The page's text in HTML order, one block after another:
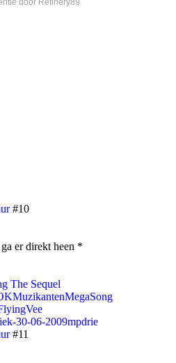
door Refinery89
#10
er direkt heen *
The Sequel
30-06-2009mpdrie
#11